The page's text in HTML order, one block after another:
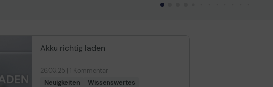
Akku richtig laden
26.03.25 | 1 Kommentar
Neuigkeiten
Wissenswertes